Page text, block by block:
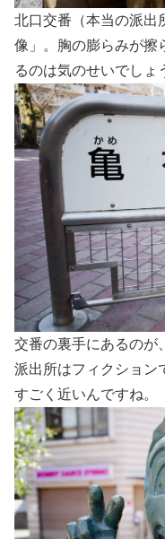
北口交番（本当の派出
像」。胸の膨らみが擦
るのは気のせいでしょ
交番の裏手にあるのが
派出所はフィクション
すごく近いんですね。